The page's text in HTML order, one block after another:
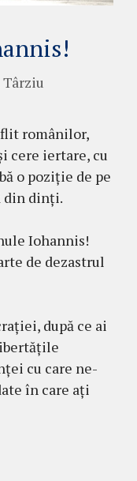
flit românilor,
cere iertare, cu
o poziție de pe
din dinți.
Iohannis!
de dezastrul
după ce ai
cu care ne-
în care ați